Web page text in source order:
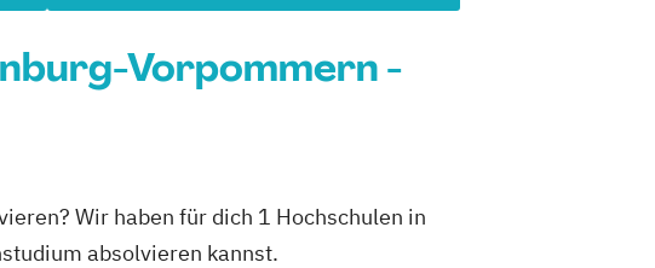
Vorpommern -
Wir haben für dich 1 Hochschulen in
absolvieren kannst.